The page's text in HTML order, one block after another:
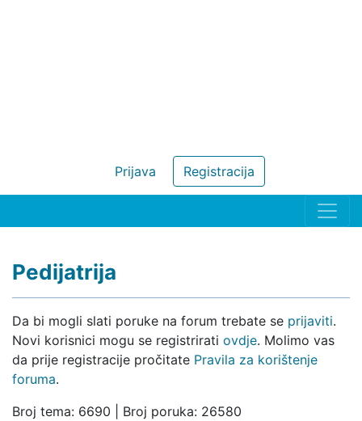
Registracija
Prijava
Pedijatrija
Da bi mogli slati poruke na forum trebate se prijaviti.
Novi korisnici mogu se registrirati ovdje. Molimo vas
da prije registracije pročitate Pravila za korištenje
foruma.
Broj tema: 6690 | Broj poruka: 26580